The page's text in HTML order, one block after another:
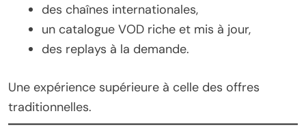
des chaînes internationales,
un catalogue VOD riche et mis à jour,
des replays à la demande.
Une expérience supérieure à celle des offres
traditionnelles.